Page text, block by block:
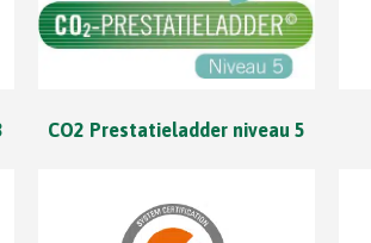
CO2 Prestatieladder niveau 5